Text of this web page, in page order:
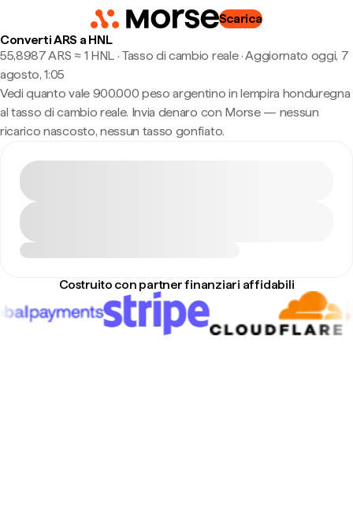
Scarica
Converti ARS a HNL
55,8987 ARS ≈ 1 HNL · Tasso di cambio reale·Aggiornato oggi, 7
agosto, 1:05
Vedi quanto vale 900.000 peso argentino in lempira honduregna
al tasso di cambio reale. Invia denaro con Morse — nessun
ricarico nascosto, nessun tasso gonfiato.
Costruito con partner finanziari affidabili